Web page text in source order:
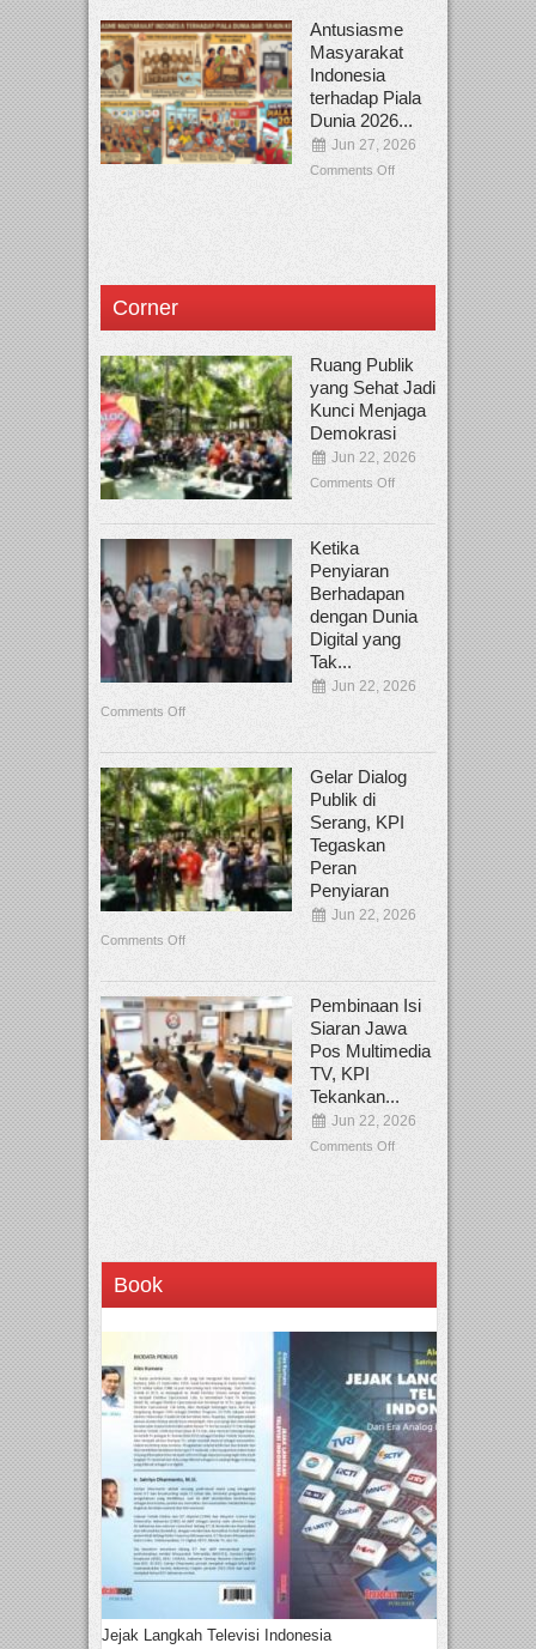
Antusiasme
Masyarakat
Indonesia
terhadap Piala
Dunia 2026...
Jun 27, 2026
Comments Off
Corner
Ruang Publik
yang Sehat Jadi
Kunci Menjaga
Demokrasi
Jun 22, 2026
Comments Off
Ketika
Penyiaran
Berhadapan
dengan Dunia
Digital yang
Tak...
Jun 22, 2026
Comments Off
Gelar Dialog
Publik di
Serang, KPI
Tegaskan
Peran
Penyiaran
Jun 22, 2026
Comments Off
Pembinaan Isi
Siaran Jawa
Pos Multimedia
TV, KPI
Tekankan...
Jun 22, 2026
Comments Off
Book
Jejak Langkah Televisi Indonesia